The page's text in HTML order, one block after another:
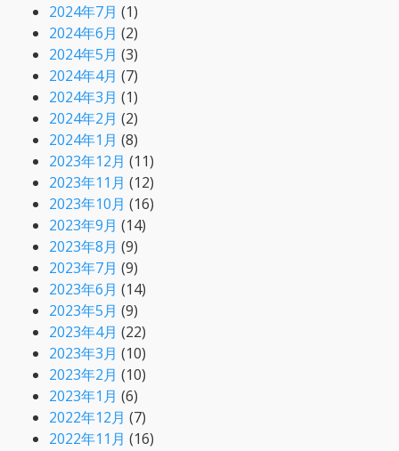
2024年7月 (1)
2024年6月 (2)
2024年5月 (3)
2024年4月 (7)
2024年3月 (1)
2024年2月 (2)
2024年1月 (8)
2023年12月 (11)
2023年11月 (12)
2023年10月 (16)
2023年9月 (14)
2023年8月 (9)
2023年7月 (9)
2023年6月 (14)
2023年5月 (9)
2023年4月 (22)
2023年3月 (10)
2023年2月 (10)
2023年1月 (6)
2022年12月 (7)
2022年11月 (16)